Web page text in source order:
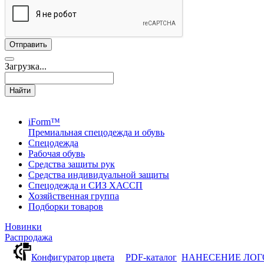
Загрузка...
Найти
iForm™
Премиальная спецодежда и обувь
Спецодежда
Рабочая обувь
Средства защиты рук
Средства индивидуальной защиты
Спецодежда и СИЗ ХАССП
Хозяйственная группа
Подборки товаров
Новинки
Распродажа
Конфигуратор цвета
PDF-каталог НАНЕСЕНИЕ